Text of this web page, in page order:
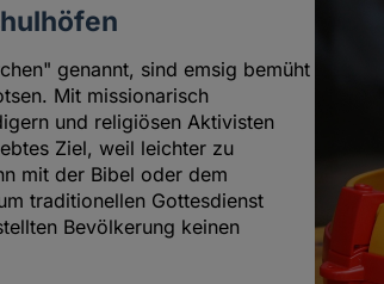
genannt, sind emsig bemüht
Mit missionarisch
und religiösen Aktivisten
Ziel, weil leichter zu
mit der Bibel oder dem
traditionellen Gottesdienst
Bevölkerung keinen